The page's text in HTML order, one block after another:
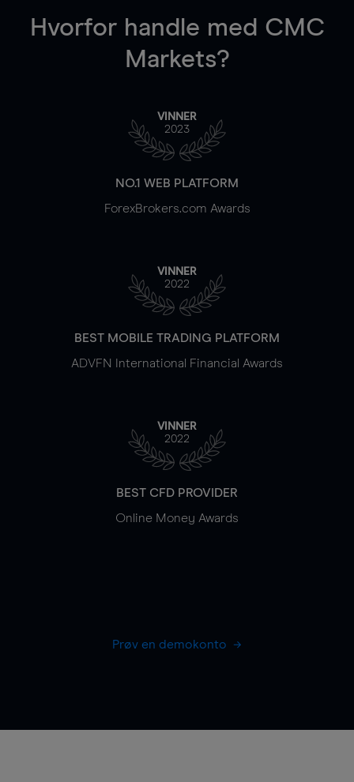
Hvorfor handle med CMC
Markets?
VINNER
2023
NO.1 WEB PLATFORM
ForexBrokers.com Awards
VINNER
2022
BEST MOBILE TRADING PLATFORM
ADVFN International Financial Awards
VINNER
2022
BEST CFD PROVIDER
Online Money Awards
Prøv en demokonto